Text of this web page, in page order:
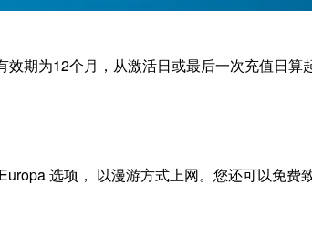
效期为12个月，从激活日或最后一次充值日算
选项， 以漫游方式上网。您还可以免费